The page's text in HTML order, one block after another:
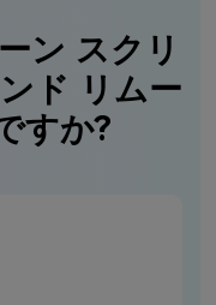
ン スクリ
ド リムー
すか?